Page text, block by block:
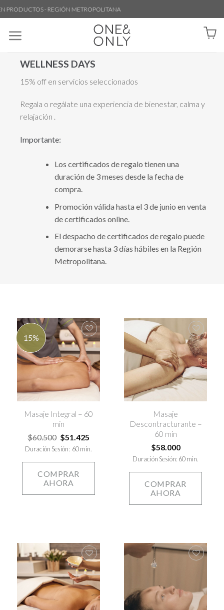
- REGIÓN METROPOLITANA
WELLNESS DAYS
15% off en servicios seleccionados
Regala o regálate una experiencia de bienestar, calma y
relajación .
Importante:
Los certificados de regalo tienen una
duración de 3 meses desde la fecha de
compra.
Promoción válida hasta el 3 de junio en venta
de certificados online.
El despacho de certificados de regalo puede
demorarse hasta 3 días hábiles en la Región
Metropolitana.
15%
Agregar
a la lista
deseos
Masaje Integral – 60
min
$60.500 $51.425
Duración Sesión: 60 min.
COMPRAR
AHORA
Agregar
a la lista
deseos
Masaje
Descontracturante –
60 min
$58.000
Duración Sesión: 60 min.
COMPRAR
AHORA
Agregar
a la lista
deseos
a la lista
de
deseos